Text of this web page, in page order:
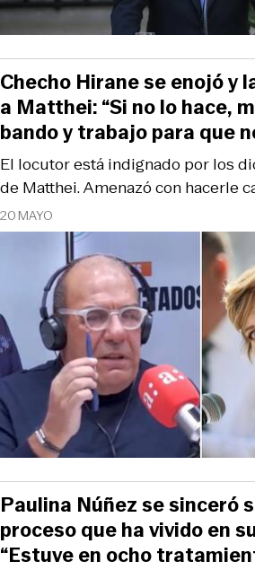
20 MAYO
El locutor está indignado por los
de Matthei. Amenazó con hacerle
Checho Hirane se enojó y
a Matthei: “Si no lo hace,
bando y trabajo para que
Paulina Núñez se sinceró
proceso que ha vivido en
“Estuve en ocho